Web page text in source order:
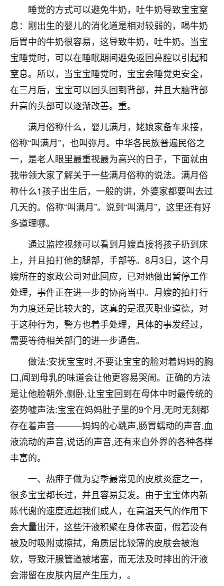
睡觉的方式可以避免牛奶，吐牛奶导致宝宝窒
息：刚出生的婴儿的消化道是相对较弱的，喝牛奶
后胃中的牛奶很容易，这导致牛奶，吐牛奶。当宝
宝睡觉时，可以在睡眠期间避免返回鼻腔以引起和
窒息。所以，当宝宝睡觉时，宝宝会睡觉更安全，
在三月后，宝宝可以回头回到背部，并且大脑背部
升高的头部可以逐渐改善。重。
满月俗称什么，婴儿满月，姥娘家备车来接，
俗称“叫满月”，也叫弥月。中华各民族普遍民俗之
一，是老人眼里最重视最为高兴的日子，下面就由
我带领大家了解关于一些满月俗称的说法。满月俗
称什么1孩子出生后，一般的讲，外婆家都要叫去过
几天的。俗称“叫满月”。说到“叫满月”，这里还有好
多道理哪。
通过监控视频可以看到月嫂直接将孩子扔到床
上，并且拍打他的腿部，手部等。8月3日，这个月
嫂所在的家政公司对此回应，已对她做出暂停工作
处理，事件正在进一步的协商当中。月嫂的拍打行
为力度还是比较大的，这真的是泯灭职业道德，对
于这种行为，警方也着手处理，具体的事发经过，
需要等待相关部门的进一步通告。
做法:安抚宝宝时,不要让宝宝的脸对着妈妈的胸
口,闻到母乳的味道会让他更容易哭闹。正确的方法
是让他脸朝外,侧卧,让宝宝回到在母体中时最传统的
姿势嘘声法:宝宝在妈妈肚子里的9个月,无时无刻都
存在着声音———妈妈的心跳声,肠胃蠕动的声音,血
液流动的声音,说话的声音,还有来自外界的各种各样
丰富的。
一、热痱子做为夏季最常见的皮肤炎症之一，
很多宝宝都长过，并且容易复发。由于宝宝体内新
陈代谢的速度远超我们成人，在高温天气的作用下
会大量出汗，这些汗液积聚在身体表面，假若没有
被及时吸附或擦拭，角质层比较薄的皮肤会被泡
软，导致汗腺管道被堵塞，而无法及时排出的汗液
会滞留在皮肤内层产生压力，。
我是公司人事调整，有升迁机会，但同时竞争的我们
三个，找老师的时候是抱着侥幸心理，没想到老师看
着我晋升有望，我半信半疑的按照老师建议，做了化
太岁还有一个发钱粮，本来年前的人事调整，拖到年
后，我以为都没戏了，结果开年一上班，开会提拔升
职第一个就是我，职务无所谓，主要是底薪加了
3000，非常开心，无论如何，感恩感谢！🙏🏻
鹿森：恭喜升职加薪！！，请客吗？�
12小时前 来自北京 32
心心相印
我身体不太好，总是病病殃殃的，去检查又没什么大
问题，反正就是不舒服。中医西医看遍了，找不到问
题，后来无意中看到有人推荐慧来老师，跟老师聊过
之后，心情豁然开朗，也听老师建议，处理了一些因
果问题。今年以来，身体比以前好多，主要是心情好
了，老师说境随心转，现在深有体会了。
鹿森：是的，其实跟老师聊过之后，最大的感
触，首先就是心态会变好，万般皆是命，半点
不由人！
1天前 来自四川 9
金白水清
我也想找老师看看，有没有人给个联系方式的啊？
鹿森：慧来老师微信：gjsy0624
1天前 来自江西 12
青春168
我也想要，我也想要！
2天前 来自山西 15
Jessica李
老师做不做超度法事？我想给我奶奶做超度，她今年
刚去世了。
七零老顽童 ：我母亲前年离世，刚开始我经常
做梦梦见她，后来也是朋友介绍，找到慧来老
师，安排了超度法事，做梦再也没有梦到过
了，一开始是半信半疑的，图个心安，给亡母
超度，现在看来，人不信也不行。
2天前 来自云南